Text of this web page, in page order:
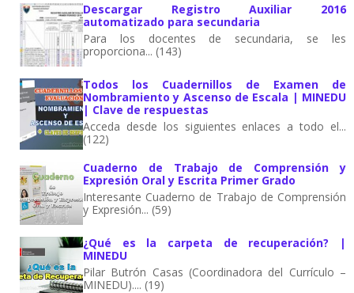
Descargar Registro Auxiliar 2016
automatizado para secundaria
Para los docentes de secundaria, se les
proporciona... (143)
Todos los Cuadernillos de Examen de
Nombramiento y Ascenso de Escala | MINEDU
| Clave de respuestas
Acceda desde los siguientes enlaces a todo el...
(122)
Cuaderno de Trabajo de Comprensión y
Expresión Oral y Escrita Primer Grado
Interesante Cuaderno de Trabajo de Comprensión
y Expresión... (59)
¿Qué es la carpeta de recuperación? |
MINEDU
Pilar Butrón Casas (Coordinadora del Currículo –
MINEDU).... (19)